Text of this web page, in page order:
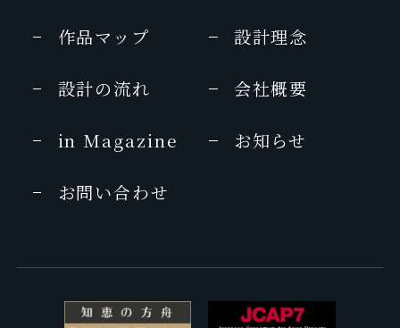
作品マップ 設計理念
設計の流れ 会社概要
in Magazine お知らせ
お問い合わせ